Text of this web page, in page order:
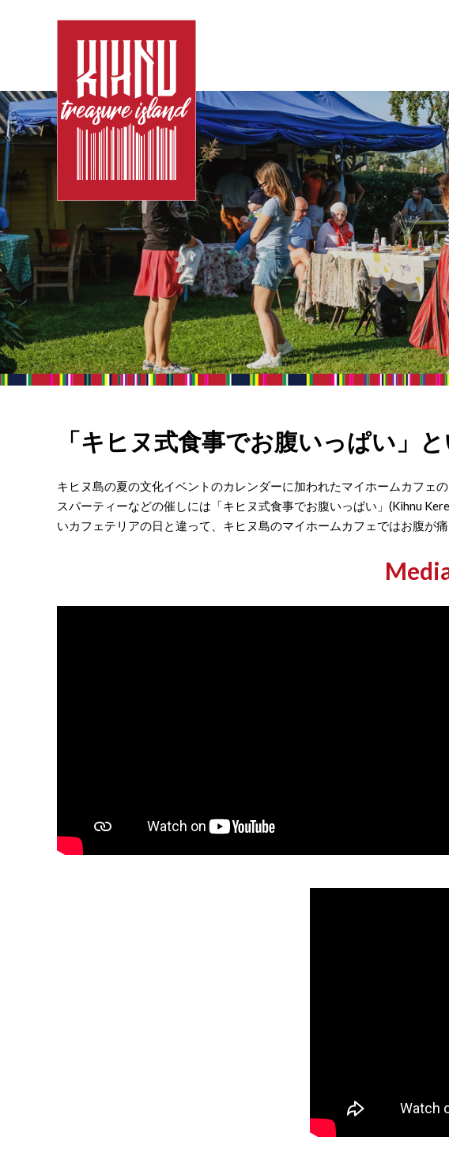
「キヒヌ式食事でお腹いっぱい」
キヒヌ島の夏の文化イベントのカレンダーに加われたマイホームカフェ
スパーティーなどの催しには「キヒヌ式食事でお腹いっぱい」(Kihnu
いカフェテリアの日と違って、キヒヌ島のマイホームカフェではお腹が